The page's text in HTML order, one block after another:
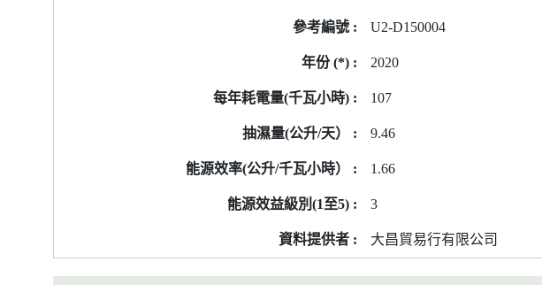
U2-D150004
2020
107
9.46
1.66
3
大昌貿易行有限公司